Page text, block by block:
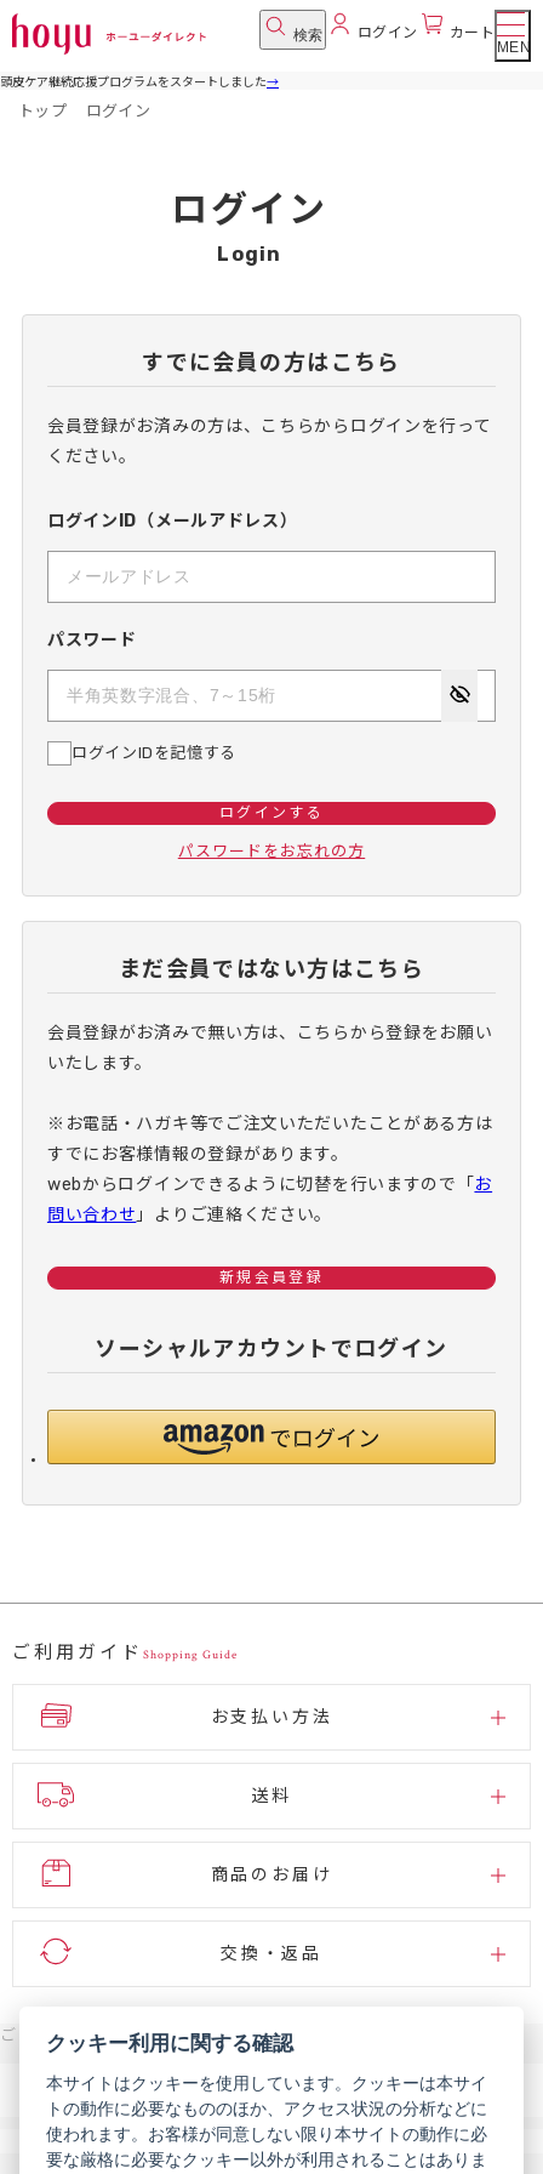
検索 ログイン
カート
MENU
頭皮ケア継続応援プログラムをスタートしました→
トップ ログイン
ログイン
Login
すでに会員の方はこちら
会員登録がお済みの方は、こちらからログインを行って
ください。
ログインID（メールアドレス）
パスワード
ログインIDを記憶する
ログインする
パスワードをお忘れの方
まだ会員ではない方はこちら
会員登録がお済みで無い方は、こちらから登録をお願い
いたします。
※お電話・ハガキ等でご注文いただいたことがある方は
すでにお客様情報の登録があります。
webからログインできるように切替を行いますので
「 お
問い合わせ 」よりご連絡ください。
新規会員登録
ソーシャルアカウントでログイン
ご利用ガイド Shopping Guide
お支払い方法
送料
商品のお届け
交換・返品
ご注文・お問い合わせはこちら
電話 0120-007-444
受付時間 9:00～18:00（年末年始などを除く）
メール お問い合わせフォーム
クッキー利用に関する確認
本サイトはクッキーを使用しています。クッキーは本サイ
トの動作に必要なもののほか、アクセス状況の分析などに
使われます。お客様が同意しない限り本サイトの動作に必
要な厳格に必要なクッキー以外が利用されることはありま